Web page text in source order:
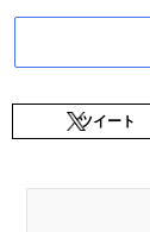
ツイート